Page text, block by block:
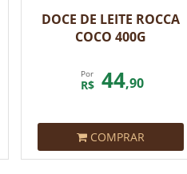
DOCE DE LEITE ROCCA
COCO 400G
Por
R$ 44,90
COMPRAR